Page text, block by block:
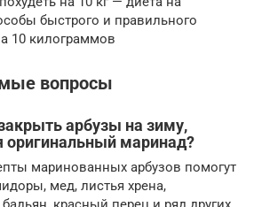
быстрого и правильного
10 килограммов
вопросы
арбузы на зиму,
оригинальный маринад?
маринованных арбузов помогут
мед, листья хрена,